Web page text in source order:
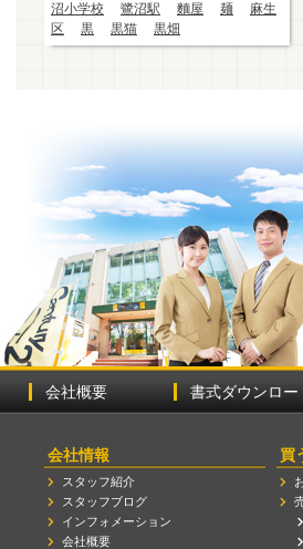
沼小学校
鷺沼駅 麵屋 麺
麻生
区
黒 黒猫 黒畑
会社概要 書式ダウンロー
会社情報
スタッフ紹介
スタッフブログ
インフォメーション
会社概要
買